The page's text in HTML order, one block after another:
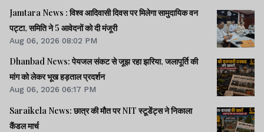
Jamtara News : विश्व आदिवासी दिवस पर मिलेगा सामुदायिक वन
पट्टा, समिति ने 5 आवेदनों को दी मंजूरी
Aug 06, 2026 08:02 PM
Dhanbad News: पेयजल संकट से जूझ रहा झरिया, जलापूर्ति की
मांग को लेकर भूख हड़ताल प्रदर्शन
Aug 06, 2026 06:17 PM
Saraikela News: छात्र की मौत पर NIT स्टूडेंट्स ने निकाला
कैंडल मार्च